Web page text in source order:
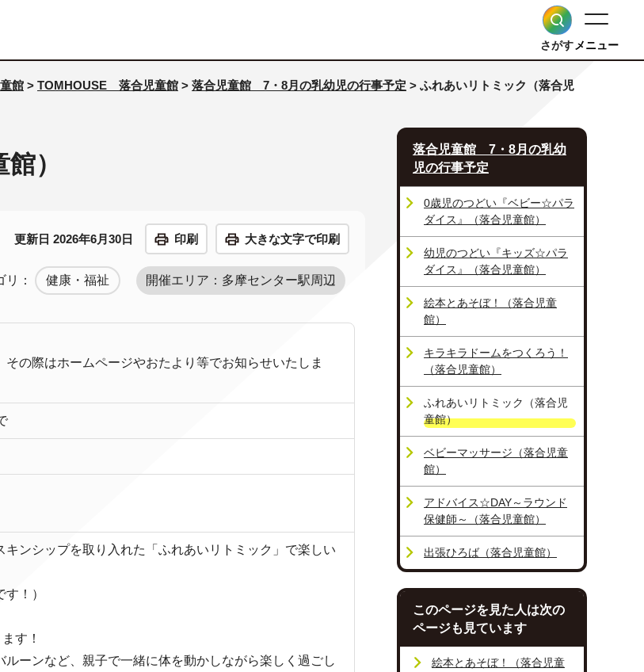
さがすメニュー
館 > TOMHOUSE 落合児童館 > 落合児童館 7・8月の乳幼児の行事予定 > ふれあいリトミック（落合児
）
更新日 2026年6月30日 印刷 大きな文字で印刷
リ： 健康・福祉 開催エリア：多摩センター駅周辺
その際はホームページやおたより等でお知らせいたしま
ンシップを取り入れた「ふれあいリトミック」で楽しい
！）
す！
ーンなど、親子で一緒に体を動かしながら楽しく過ごし
落合児童館 7・8月の乳幼
児の行事予定
0歳児のつどい『ベビー☆パラ
ダイス』（落合児童館）
幼児のつどい『キッズ☆パラ
ダイス』（落合児童館）
絵本とあそぼ！（落合児童
館）
キラキラドームをつくろう！
（落合児童館）
ふれあいリトミック（落合児
童館）
ベビーマッサージ（落合児童
館）
アドバイス☆DAY～ラウンド
保健師～（落合児童館）
出張ひろば（落合児童館）
このページを見た人は次の
ページも見ています
絵本とあそぼ！（落合児童